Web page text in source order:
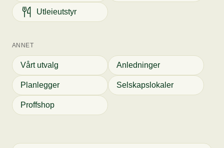
Utleieutstyr
ANNET
Vårt utvalg Anledninger
Planlegger Selskapslokaler
Proffshop